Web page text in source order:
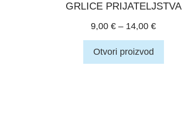
GRLICE PRIJATELJSTVA
9,00€ – 14,00€
Otvori proizvod